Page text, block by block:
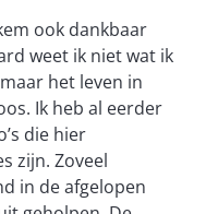
ook dankbaar
weet ik niet wat ik
het leven in
Ik heb al eerder
die hier
zijn. Zoveel
in de afgelopen